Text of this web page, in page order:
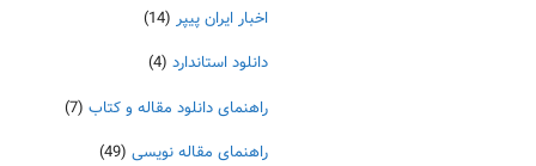
اخبار ایران پیپر (14)
دانلود استاندارد (4)
راهنمای دانلود مقاله و کتاب (7)
راهنمای مقاله نویسی (49)